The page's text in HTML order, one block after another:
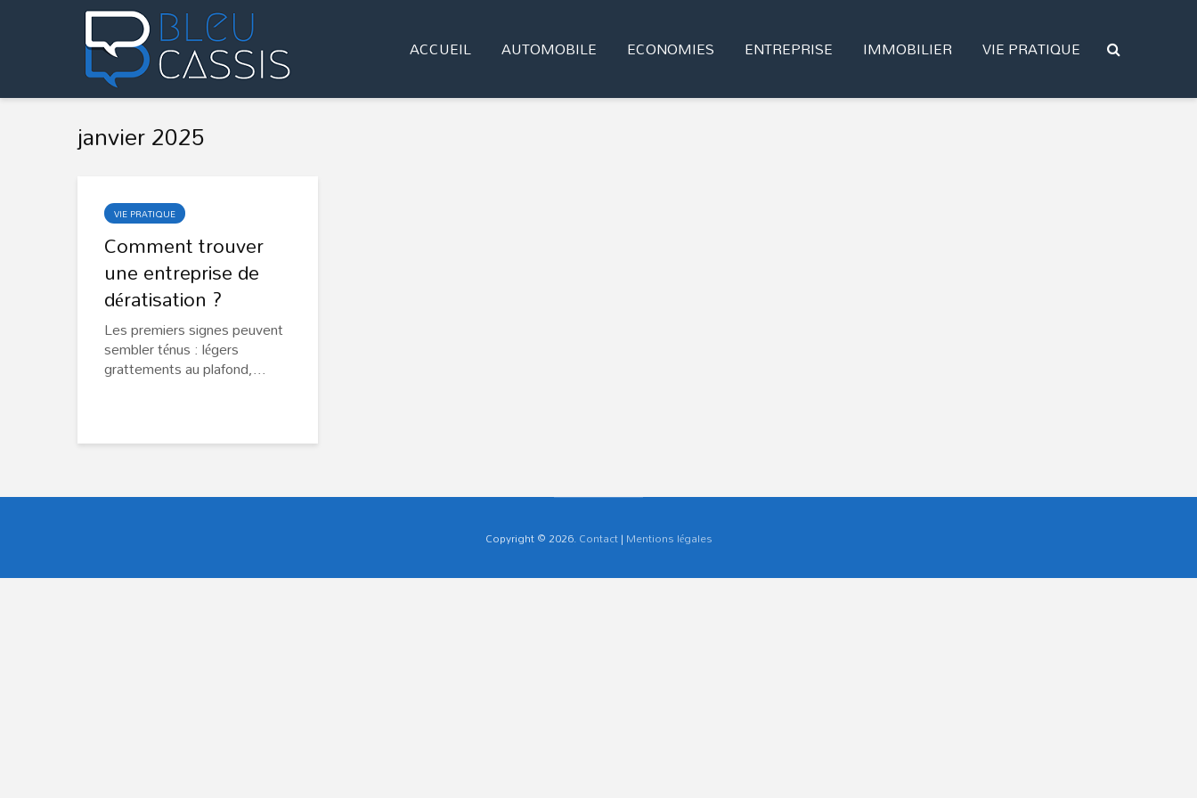
ACCUEIL AUTOMOBILE ECONOMIES ENTREPRISE IMMOBILIER VIE PRATIQUE
janvier 2025
VIE PRATIQUE
Comment trouver
une entreprise de
dératisation ?
Les premiers signes peuvent
sembler ténus : légers
grattements au plafond,...
Copyright © 2026.Contact| Mentions légales